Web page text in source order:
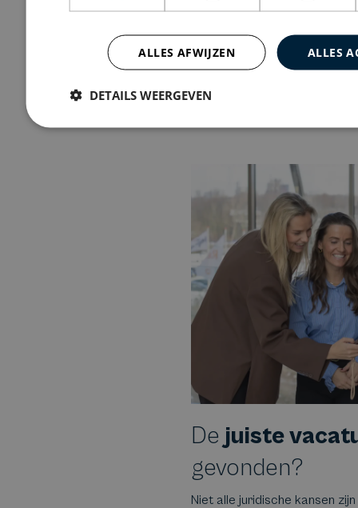
De juiste
gevonden?
Niet alle juridische kansen
ALLES
ALLES AFWIJZEN
DETAILS WEERGEVEN